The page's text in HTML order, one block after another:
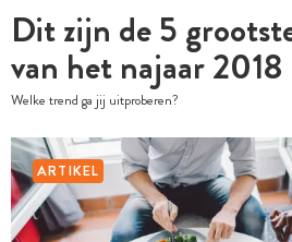
Dit zijn de 5
van het najaar 2018
Welke trend ga jij uitproberen?
ARTIKEL